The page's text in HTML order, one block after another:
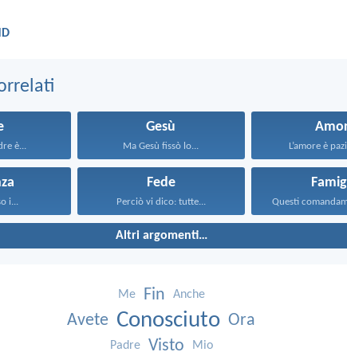
è...
Gesù
Ma Gesù fissò lo... L’amore è
i...
Fede
Perciò vi dico: tutte...
Altri argomenti…
Me Fin Anche
Avete Conosciuto Ora
Padre Visto Mio